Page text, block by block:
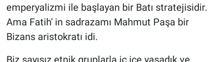
emperyalizmi ile başlayan bir Batı stratejisidir.
Ama Fatih' in sadrazamı Mahmut Paşa bir
Bizans aristokratı idi.
Biz sayısız etnik gruplarla iç içe yaşadık ve